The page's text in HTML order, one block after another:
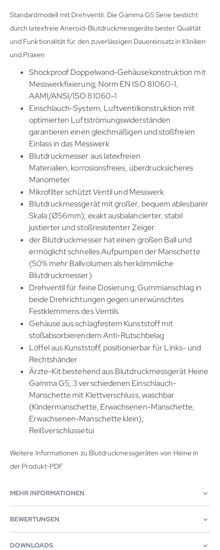
Standardmodell mit Drehventil. Die Gamma G5 Serie besticht
durch latexfreie Aneroid-Blutdruckmessgeräte bester Qualität
und Funktionalität für den zuverlässigen Dauereinsatz in Kliniken
und Praxen
Shockproof Doppelwand-Gehäusekonstruktion mit
Messwerkfixierung; Norm EN ISO 81060-1,
AAMI/ANSI/ISO 81060-1
Einschlauch-System, Luftventilkonstruktion mit
optimierten Luftströmungswiderständen
garantieren einen gleichmäßigen und stoßfreien
Einlass in das Messwerk
Blutdruckmesser aus latexfreien
Materialien, korrosionsfreies, überdrucksicheres
Manometer
Mikrofilter schützt Ventil und Messwerk
Blutdruckmessgerät mit großer, bequem ablesbarer
Skala (Ø56mm); exakt ausbalancierter, stabil
justierter und stoßresistenter Zeiger
der Blutdruckmesser hat einen großen Ball und
ermöglicht schnelles Aufpumpen der Manschette
(50% mehr Ballvolumen als herkömmliche
Blutdruckmesser)
Drehventil für feine Dosierung; Gummianschlag in
beide Drehrichtungen gegen unerwünschtes
Festklemmens des Ventils
Gehäuse aus schlagfestem Kunststoff mit
stoßabsorbierendem Anti-Rutschbelag
Löffel aus Kunststoff, positionierbar für Links- und
Rechtshänder
Ärzte-Kit bestehend aus Blutdruckmessgerät Heine
Gamma G5, 3 verschiedenen Einschlauch-
Manschette mit Klettverschluss, waschbar
(Kindermanschette, Erwachsenen-Manschette,
Erwachsenen-Manschette klein);
Reißverschlussetui
Weitere Informationen zu Blutdruckmessgeräten von Heine in
der Produkt-PDF
MEHR INFORMATIONEN
BEWERTUNGEN
DOWNLOADS